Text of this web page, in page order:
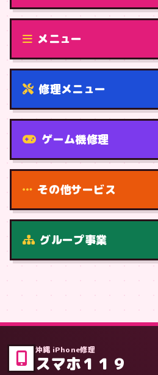
修理（機種から）
メニュー
修理メニュー
機種から
症状・内容から
ゲーム機修理
その他サービス
グループ事業
沖縄 iPhone修理
スマホ１１９